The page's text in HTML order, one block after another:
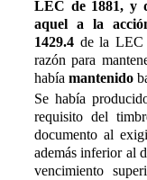
LEC de 1881, y
aquel a la
1429.4 de la LEC
razón para
había mantenido
Se había
requisito del
documento al
además inferior al
vencimiento